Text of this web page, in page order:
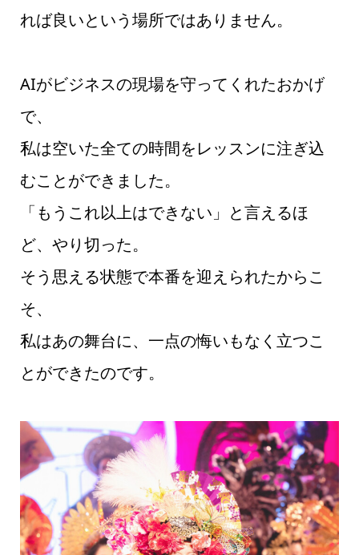
れば良いという場所ではありません。
AIがビジネスの現場を守ってくれたおかげ
で、
私は空いた全ての時間をレッスンに注ぎ込
むことができました。
「もうこれ以上はできない」と言えるほ
ど、やり切った。
そう思える状態で本番を迎えられたからこ
そ、
私はあの舞台に、一点の悔いもなく立つこ
とができたのです。